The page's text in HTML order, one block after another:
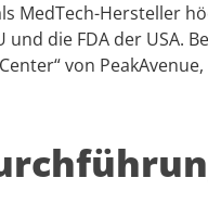
MedTech-Hersteller
und die FDA der USA.
von